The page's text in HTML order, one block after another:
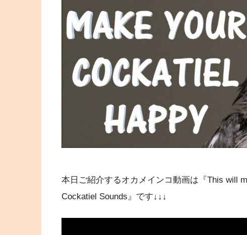
本日ご紹介するオカメインコ動画は『This will
Cockatiel Sounds』です↓↓↓